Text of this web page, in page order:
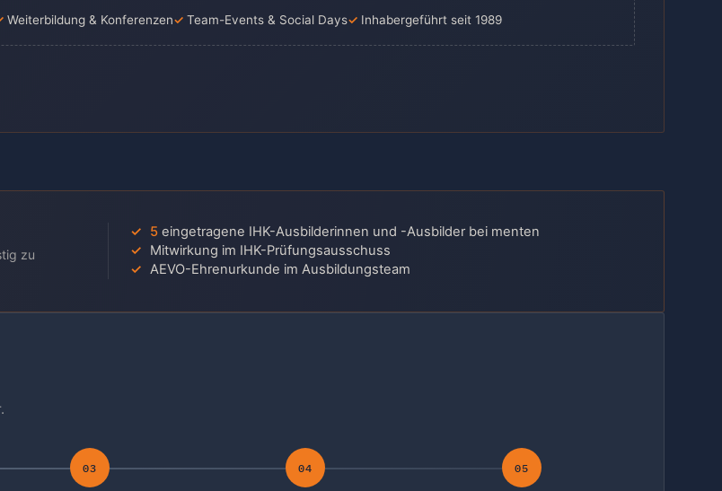
Weiterbildung & Konferenzen Team-Events & Social Days Inhabergeführt seit 1989
zu
5 eingetragene IHK-Ausbilderinnen und -Ausbilder bei menten
Mitwirkung im IHK-Prüfungsausschuss
AEVO-Ehrenurkunde im Ausbildungsteam
03 04 05